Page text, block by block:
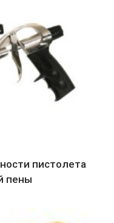
пистолета
пены